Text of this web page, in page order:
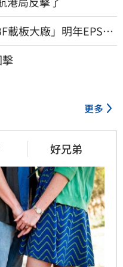
載板大廠」明年EPS上
更多
好兄弟